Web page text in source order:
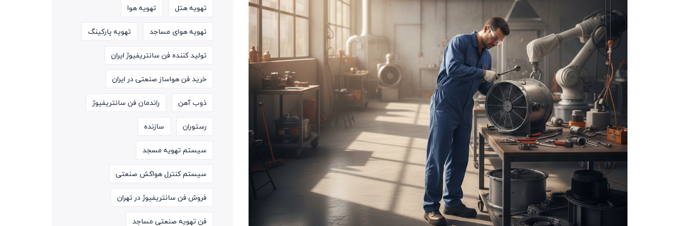
تهویه هتل
تهویه هوا
تهویه هوای مساجد
تهویه پارکینگ
تولید کننده فن سانتریفیوژ ایران
خرید فن هواساز صنعتی در ایران
ذوب آهن
راندمان فن سانتریفیوژ
رستوران
سازنده
سیستم تهویه مسجد
سیستم کنترل هواکش صنعتی
فروش فن سانتریفیوژ در تهران
فن تهویه صنعتی مساجد